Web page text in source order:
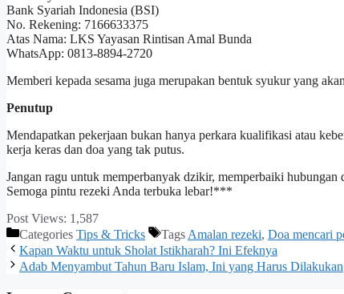
Bank Syariah Indonesia (BSI)
No. Rekening: 7166633375
Atas Nama: LKS Yayasan Rintisan Amal Bunda
WhatsApp: 0813-8894-2720
Memberi kepada sesama juga merupakan bentuk syukur yang
Penutup
Mendapatkan pekerjaan bukan hanya perkara kualifikasi atau
kerja keras dan doa yang tak putus.
Jangan ragu untuk memperbanyak dzikir, memperbaiki hubungan
Semoga pintu rezeki Anda terbuka lebar!***
Post Views: 1,587
Categories Tips & Tricks Tags Amalan rezeki, Doa mencari
Kapan Waktu untuk Sholat Istikharah? Ini Efeknya
Adab Menyambut Tahun Baru Islam, Ini yang Harus Dilakukan